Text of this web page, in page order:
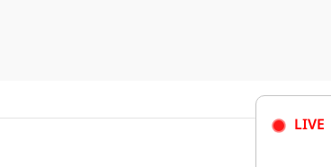
LIVE